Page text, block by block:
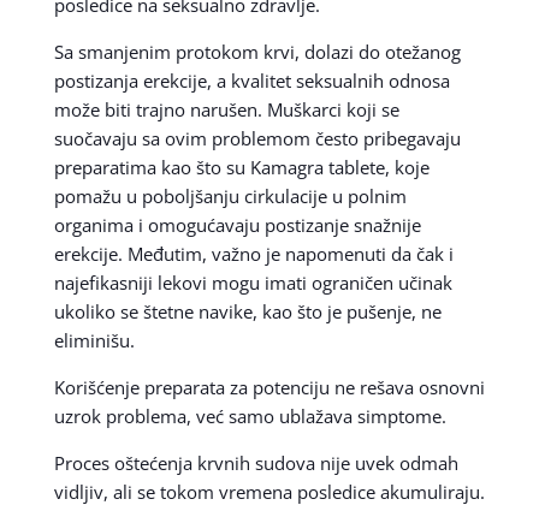
Sa smanjenim protokom krvi, dolazi do otežanog
postizanja erekcije, a kvalitet seksualnih odnosa
može biti trajno narušen. Muškarci koji se
suočavaju sa ovim problemom često pribegavaju
preparatima kao što su Kamagra tablete, koje
pomažu u poboljšanju cirkulacije u polnim
organima i omogućavaju postizanje snažnije
erekcije. Međutim, važno je napomenuti da čak i
najefikasniji lekovi mogu imati ograničen učinak
ukoliko se štetne navike, kao što je pušenje, ne
eliminišu.
Korišćenje preparata za potenciju ne rešava osnovni
uzrok problema, već samo ublažava simptome.
Proces oštećenja krvnih sudova nije uvek odmah
vidljiv, ali se tokom vremena posledice akumuliraju.